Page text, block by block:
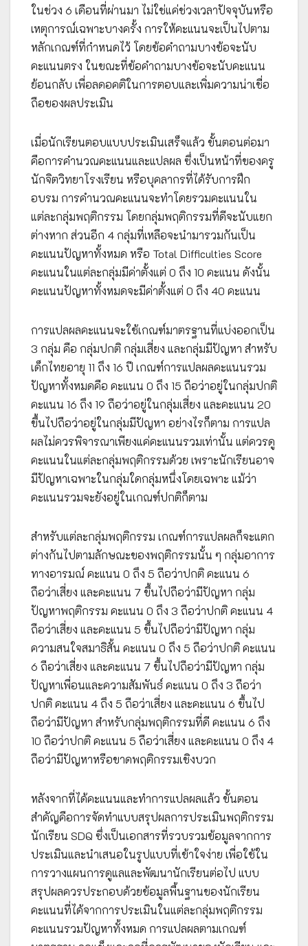
ในช่วง 6 เดือนที่ผ่านมา ไม่ใช่แค่ช่วงเวลาปัจจุบันหรือ
เหตุการณ์เฉพาะบางครั้ง การให้คะแนนจะเป็นไปตาม
หลักเกณฑ์ที่กำหนดไว้ โดยข้อคำถามบางข้อจะนับ
คะแนนตรง ในขณะที่ข้อคำถามบางข้อจะนับคะแนน
ย้อนกลับ เพื่อลดอคติในการตอบและเพิ่มความน่าเชื่อ
ถือของผลประเมิน
เมื่อนักเรียนตอบแบบประเมินเสร็จแล้ว ขั้นตอนต่อมา
คือการคำนวณคะแนนและแปลผล ซึ่งเป็นหน้าที่ของครู
นักจิตวิทยาโรงเรียน หรือบุคลากรที่ได้รับการฝึก
อบรม การคำนวณคะแนนจะทำโดยรวมคะแนนใน
แต่ละกลุ่มพฤติกรรม โดยกลุ่มพฤติกรรมที่ดีจะนับแยก
ต่างหาก ส่วนอีก 4 กลุ่มที่เหลือจะนำมารวมกันเป็น
คะแนนปัญหาทั้งหมด หรือ Total Difficulties Score
คะแนนในแต่ละกลุ่มมีค่าตั้งแต่ 0 ถึง 10 คะแนน ดังนั้น
คะแนนปัญหาทั้งหมดจะมีค่าตั้งแต่ 0 ถึง 40 คะแนน
การแปลผลคะแนนจะใช้เกณฑ์มาตรฐานที่แบ่งออกเป็น
3 กลุ่ม คือ กลุ่มปกติ กลุ่มเสี่ยง และกลุ่มมีปัญหา สำหรับ
เด็กไทยอายุ 11 ถึง 16 ปี เกณฑ์การแปลผลคะแนนรวม
ปัญหาทั้งหมดคือ คะแนน 0 ถึง 15 ถือว่าอยู่ในกลุ่มปกติ
คะแนน 16 ถึง 19 ถือว่าอยู่ในกลุ่มเสี่ยง และคะแนน 20
ขึ้นไปถือว่าอยู่ในกลุ่มมีปัญหา อย่างไรก็ตาม การแปล
ผลไม่ควรพิจารณาเพียงแค่คะแนนรวมเท่านั้น แต่ควรดู
คะแนนในแต่ละกลุ่มพฤติกรรมด้วย เพราะนักเรียนอาจ
มีปัญหาเฉพาะในกลุ่มใดกลุ่มหนึ่งโดยเฉพาะ แม้ว่า
คะแนนรวมจะยังอยู่ในเกณฑ์ปกติก็ตาม
สำหรับแต่ละกลุ่มพฤติกรรม เกณฑ์การแปลผลก็จะแตก
ต่างกันไปตามลักษณะของพฤติกรรมนั้น ๆ กลุ่มอาการ
ทางอารมณ์ คะแนน 0 ถึง 5 ถือว่าปกติ คะแนน 6
ถือว่าเสี่ยง และคะแนน 7 ขึ้นไปถือว่ามีปัญหา กลุ่ม
ปัญหาพฤติกรรม คะแนน 0 ถึง 3 ถือว่าปกติ คะแนน 4
ถือว่าเสี่ยง และคะแนน 5 ขึ้นไปถือว่ามีปัญหา กลุ่ม
ความสนใจสมาธิสั้น คะแนน 0 ถึง 5 ถือว่าปกติ คะแนน
6 ถือว่าเสี่ยง และคะแนน 7 ขึ้นไปถือว่ามีปัญหา กลุ่ม
ปัญหาเพื่อนและความสัมพันธ์ คะแนน 0 ถึง 3 ถือว่า
ปกติ คะแนน 4 ถึง 5 ถือว่าเสี่ยง และคะแนน 6 ขึ้นไป
ถือว่ามีปัญหา สำหรับกลุ่มพฤติกรรมที่ดี คะแนน 6 ถึง
10 ถือว่าปกติ คะแนน 5 ถือว่าเสี่ยง และคะแนน 0 ถึง 4
ถือว่ามีปัญหาหรือขาดพฤติกรรมเชิงบวก
หลังจากที่ได้คะแนนและทำการแปลผลแล้ว ขั้นตอน
สำคัญคือการจัดทำแบบสรุปผลการประเมินพฤติกรรม
นักเรียน SDQ ซึ่งเป็นเอกสารที่รวบรวมข้อมูลจากการ
ประเมินและนำเสนอในรูปแบบที่เข้าใจง่าย เพื่อใช้ใน
การวางแผนการดูแลและพัฒนานักเรียนต่อไป แบบ
สรุปผลควรประกอบด้วยข้อมูลพื้นฐานของนักเรียน
คะแนนที่ได้จากการประเมินในแต่ละกลุ่มพฤติกรรม
คะแนนรวมปัญหาทั้งหมด การแปลผลตามเกณฑ์